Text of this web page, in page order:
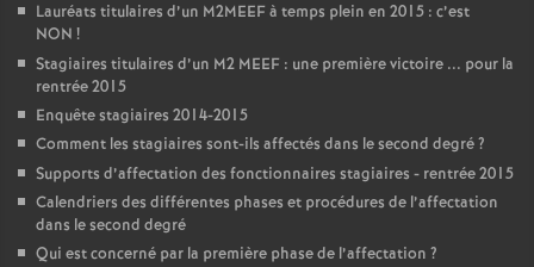
Lauréats titulaires d’un M2MEEF à temps plein en 2015 : c’est
NON !
Stagiaires titulaires d’un M2 MEEF : une première victoire ... pour la
rentrée 2015
Enquête stagiaires 2014-2015
Comment les stagiaires sont-ils affectés dans le second degré?
Supports d’affectation des fonctionnaires stagiaires - rentrée 2015
Calendriers des différentes phases et procédures de l’affectation
dans le second degré
Qui est concerné par la première phase de l’affectation ?